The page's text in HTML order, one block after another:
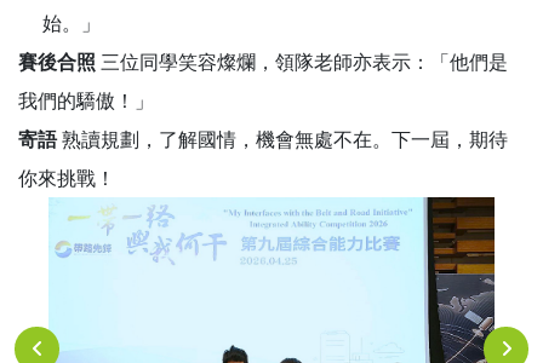
始。」
賽後合照三位同學笑容燦爛，領隊老師亦表示：「他們是
我們的驕傲！」
寄語熟讀規劃，了解國情，機會無處不在。下一屆，期待
你來挑戰！